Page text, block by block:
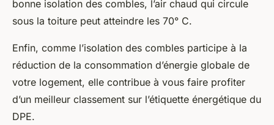
bonne isolation des combles, l’air chaud qui circule
sous la toiture peut atteindre les 70° C.
Enfin, comme l’isolation des combles participe à la
réduction de la consommation d’énergie globale de
votre logement, elle contribue à vous faire profiter
d’un meilleur classement sur l’étiquette énergétique du
DPE.